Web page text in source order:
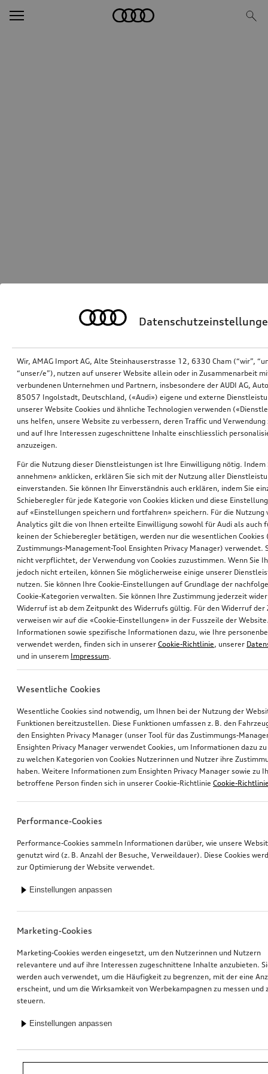
*Unverbindliche Preisempfehlung der Importeurin AMAG Import AG. Inkl.
gesetzlicher MwSt. Preise beim Audi Partner können abweichen; weitere
Wir, AMAG Import AG, Alte Steinhauserstrasse 12, 6330 Cham (“wir”,
“unser/e”), nutzen auf unserer Website allein oder in Zusammenarbeit
verbundenen Unternehmen und Partnern, insbesondere der AUDI AG,
85057 Ingolstadt, Deutschland, («Audi») eigene und externe
unserer Website Cookies und ähnliche Technologien verwenden
uns helfen, unsere Website zu verbessern, deren Traffic und Verwendung
und auf Ihre Interessen zugeschnittene Inhalte einschliesslich
anzuzeigen.
Für die Nutzung dieser Dienstleistungen ist Ihre Einwilligung nötig. Indem
annehmen» anklicken, erklären Sie sich mit der Nutzung aller
einverstanden. Sie können Ihr Einverständnis auch erklären, indem Sie
Schieberegler für jede Kategorie von Cookies klicken und diese
auf «Einstellungen speichern und fortfahren» speichern. Für die Nutzung
Analytics gilt die von Ihnen erteilte Einwilligung sowohl für Audi als auch
keinen der Schieberegler betätigen, werden nur die wesentlichen Cookies
Zustimmungs-Management-Tool Ensighten Privacy Manager) verwendet.
nicht verpflichtet, der Verwendung von Cookies zuzustimmen. Wenn Sie
jedoch nicht erteilen, können Sie möglicherweise einige unserer
nutzen. Sie können Ihre Cookie-Einstellungen auf Grundlage der
Cookie-Kategorien verwalten. Sie können Ihre Zustimmung jederzeit
Widerruf ist ab dem Zeitpunkt des Widerrufs gültig. Für den Widerruf der
verweisen wir auf die «Cookie-Einstellungen» in der Fusszeile der
Informationen sowie spezifische Informationen dazu, wie Ihre
verwendet werden, finden sich in unserer Cookie-Richtlinie, unserer
und in unserem Impressum.
Wesentliche Cookies
Wesentliche Cookies sind notwendig, um Ihnen bei der Nutzung der
Funktionen bereitzustellen. Diese Funktionen umfassen z. B. den
den Ensighten Privacy Manager (unser Tool für das Zustimmungs-
Ensighten Privacy Manager verwendet Cookies, um Informationen dazu
zu welchen Kategorien von Cookies Nutzerinnen und Nutzer ihre
haben. Weitere Informationen zum Ensighten Privacy Manager sowie zu
betroffene Person finden sich in unserer Cookie-Richtlinie Cookie-
Performance-Cookies
Performance-Cookies sammeln Informationen darüber, wie unsere
genutzt wird (z. B. Anzahl der Besuche, Verweildauer). Diese Cookies
zur Optimierung der Website verwendet.
Einstellungen anpassen
Marketing-Cookies
Marketing-Cookies werden eingesetzt, um den Nutzerinnen und Nutzern
relevantere und auf ihre Interessen zugeschnittene Inhalte anzubieten.
werden auch verwendet, um die Häufigkeit zu begrenzen, mit der eine
erscheint, und um die Wirksamkeit von Werbekampagnen zu messen und
steuern.
Einstellungen anpassen